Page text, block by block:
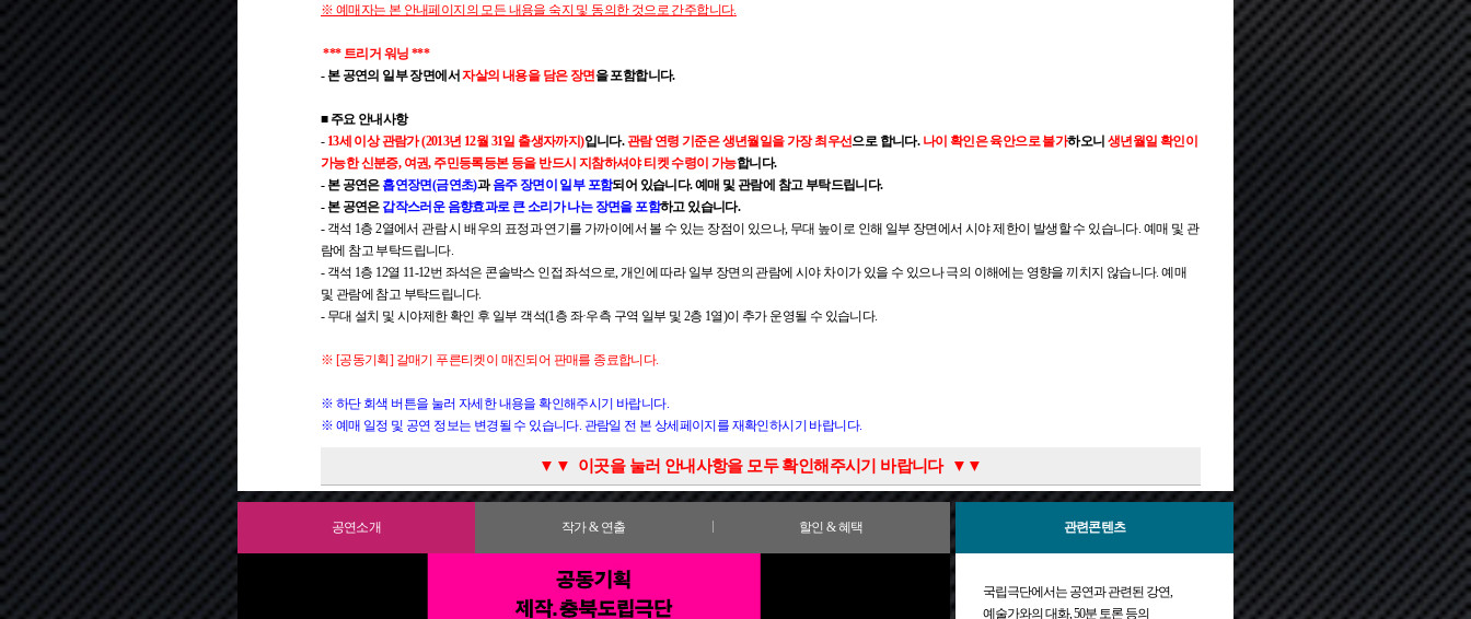
※ 예매자는 본 안내페이지의 모든 내용을 숙지 및 동의한 것으로 간주합니다.
*** 트리거 워닝 ***
- 본 공연의 일부 장면에서자살의 내용을 담은 장면을 포함합니다.
■ 주요 안내사항
- 13세 이상 관람가 (2013년 12월 31일 출생자까지)입니다.관람 연령 기준은 생년월일을 가장 최우선으로 합니다. 나이 확인은 육안으로 불가하오니 생년월일 확인이
가능한 신분증, 여권, 주민등록등본 등을 반드시 지참하셔야 티켓 수령이 가능합니다.
- 본 공연은 흡연장면(금연초)과음주 장면이 일부 포함되어 있습니다. 예매 및 관람에 참고 부탁드립니다.
- 본 공연은 갑작스러운 음향효과로 큰 소리가 나는 장면을 포함하고 있습니다.
- 객석 1층 2열에서 관람 시 배우의 표정과 연기를 가까이에서 볼 수 있는 장점이 있으나, 무대 높이로 인해 일부 장면에서 시야 제한이 발생할 수 있습니다. 예매 및 관
람에 참고 부탁드립니다.
- 객석 1층 12열 11-12번 좌석은 콘솔박스 인접 좌석으로, 개인에 따라 일부 장면의 관람에 시야 차이가 있을 수 있으나 극의 이해에는 영향을 끼치지 않습니다. 예매
및 관람에 참고 부탁드립니다.
- 무대 설치 및 시야제한 확인 후 일부 객석(1층 좌·우측 구역 일부 및 2층 1열)이 추가 운영될 수 있습니다.
※ [공동기획] 갈매기 푸른티켓이 매진되어 판매를 종료합니다.
※ 하단 회색 버튼을 눌러 자세한 내용을 확인해주시기 바랍니다.
※ 예매 일정 및 공연 정보는 변경될 수 있습니다. 관람일 전 본 상세페이지를 재확인하시기 바랍니다.
■ 휠체어석 예매
- 휠체어석 위치: 명동예술극장 무대를 정면에 두고 1층 왼쪽 블록 12열 3석, 2층 중앙블록 후면 5열 6석
- 전동 및 일반 휠체어 모두 앉으신 상태 그대로 관람 가능합니다.
■ 오시는 길
- 자동차 이용 시 명동예술극장 인근 차량 진입 통제 시간 및 인근 사설주차장 확인 후 방문해주시기 바랍니다.
- 택시 이용 시 하나금융그룹 명동사옥 앞 혹은 눈스퀘어 앞에서 하차하시면 극장으로 이동이 상시 가능합니다.
■ 시설안내
- 매표소/로비 이용: 공연 시작 1시간 30분 전부터 이용 가능합니다.
- 공연장: 건물 2층이 객석 1층, 건물 3층이 객석 2층, 건물 4층이 객석 3층입니다. 층간 계단 또는 엘리베이터로 이동이 가능합니다.
- 화장실: 전 층에 남·여 화장실이 마련되어 있습니다.
- 휠체어 관객을 위한 화장실은 건물 3층에 설치되어 있습니다.
- 그 외 아트숍과 물품보관소가 건물 1층에 마련되어 있습니다.
관람 연령 기준은 생년월일을 가장 최우선으로 확인합니다. 나이는 육안으로 확인이 불가하오니생년월일 확인이 가능한 신분증, 여권, 주민등록등본 등을 반드시
지참하셔야 티켓 수령이 가능합니다.
- 관람 연령에 맞지 않거나 확인이 불가한 경우, 보호자의 동반 여부와 관계없이 티켓이 있더라도 입장은 불가하며 관람연령 미숙지로 인한 취소/환불/변경이 되지 않
사오니 예매 시 유의하시기 바랍니다.
- 반드시 관람자 본인 아이디로 예매해 주시기 바랍니다.
- 대리 수령 및 양도가 불가하며, 개인 간의 거래 및 양도에 의한 피해는 예매처 및 공연장에서 해결이 불가합니다.
- 관람 당일 예매자 본인 신분증 및 예매번호를 꼭 지참하시기 바랍니다.
- 할인 내역에 안내되어 있듯, 관람 당일 예매 시 선택한 할인의 증빙으로만 할인 적용 확인이 가능합니다.
- 증빙자료를 미지참하시거나 적용되지 않는 경우 정가 기준의 차액을 지불하셔야 티켓 수령 가능합니다.
■ 쾌적한 관람 환경을 위해 공연 시작 후 객석 입장은 불가하거나 최소화하여 운영합니다.
- 공연 중 퇴장 시에도 재입장이 불가할 수 있습니다.
■ 공연 전 무대사진과 커튼콜 촬영이 가능하며, 이를 제외한 공연 중 사전 협의되지 않은 촬영은 불가합니다.
▼ ▼ 이곳을 눌러 안내사항을 모두 확인해주시기 바랍니다 ▼ ▼
공연소개 작가 & 연출 할인 & 혜택 관련콘텐츠
국립극단에서는 공연과 관련된 강연,
예술가와의 대화, 50분 토론 등의